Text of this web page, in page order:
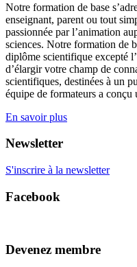
Notre formation de base
enseignant, parent ou tout
passionnée par l’animation
sciences. Notre formation de
diplôme scientifique excepté
d’élargir votre champ de
scientifiques, destinées à un
équipe de formateurs a
En savoir plus
Newsletter
S'inscrire à la newsletter
Facebook
Devenez membre